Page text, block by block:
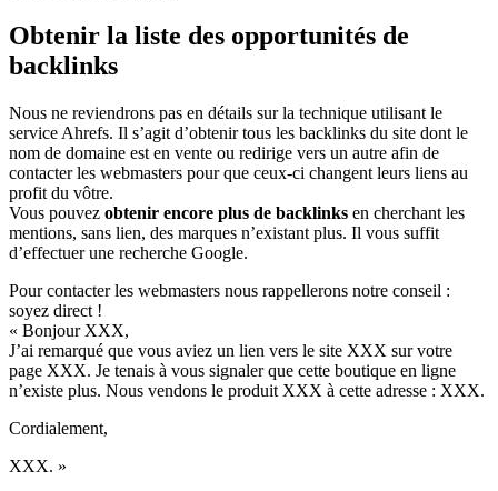
Obtenir la liste des opportunités de
backlinks
Nous ne reviendrons pas en détails sur la technique utilisant le
service Ahrefs. Il s’agit d’obtenir tous les backlinks du site dont le
nom de domaine est en vente ou redirige vers un autre afin de
contacter les webmasters pour que ceux-ci changent leurs liens au
profit du vôtre.
Vous pouvez obtenir encore plus de backlinks en cherchant les
mentions, sans lien, des marques n’existant plus. Il vous suffit
d’effectuer une recherche Google.
Pour contacter les webmasters nous rappellerons notre conseil :
soyez direct !
« Bonjour XXX,
J’ai remarqué que vous aviez un lien vers le site XXX sur votre
page XXX. Je tenais à vous signaler que cette boutique en ligne
n’existe plus. Nous vendons le produit XXX à cette adresse : XXX.
Cordialement,
XXX. »